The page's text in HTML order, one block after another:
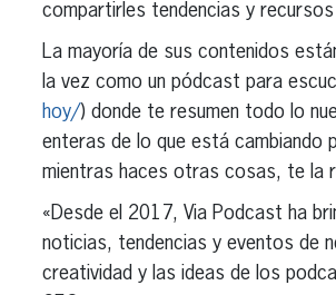
compartirles tendencias y
La mayoría de sus contenidos
la vez como un pódcast para
hoy/) donde te resumen todo lo
enteras de lo que está cambiando
mientras haces otras cosas, te la
«Desde el 2017, Via Podcast ha
noticias, tendencias y eventos de
creatividad y las ideas de los